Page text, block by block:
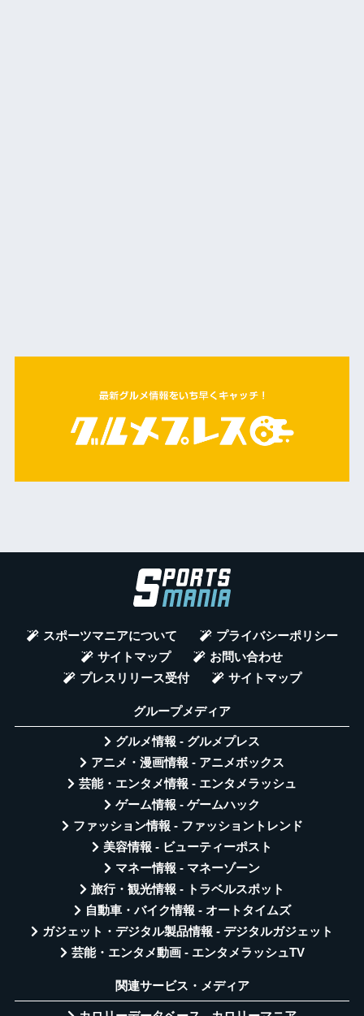
スポーツマニアについて
プライバシーポリシー
サイトマップ
お問い合わせ
プレスリリース受付
サイトマップ
グループメディア
グルメ情報 - グルメプレス
アニメ・漫画情報 - アニメボックス
芸能・エンタメ情報 - エンタメラッシュ
ゲーム情報 - ゲームハック
ファッション情報 - ファッショントレンド
美容情報 - ビューティーポスト
マネー情報 - マネーゾーン
旅行・観光情報 - トラベルスポット
自動車・バイク情報 - オートタイムズ
ガジェット・デジタル製品情報 - デジタルガジェット
芸能・エンタメ動画 - エンタメラッシュTV
関連サービス・メディア